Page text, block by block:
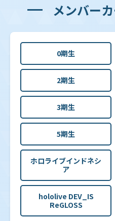
メンバー
0期生
2期生
3期生
5期生
ホロライブインドネシ
ア
hololive DEV_IS
ReGLOSS